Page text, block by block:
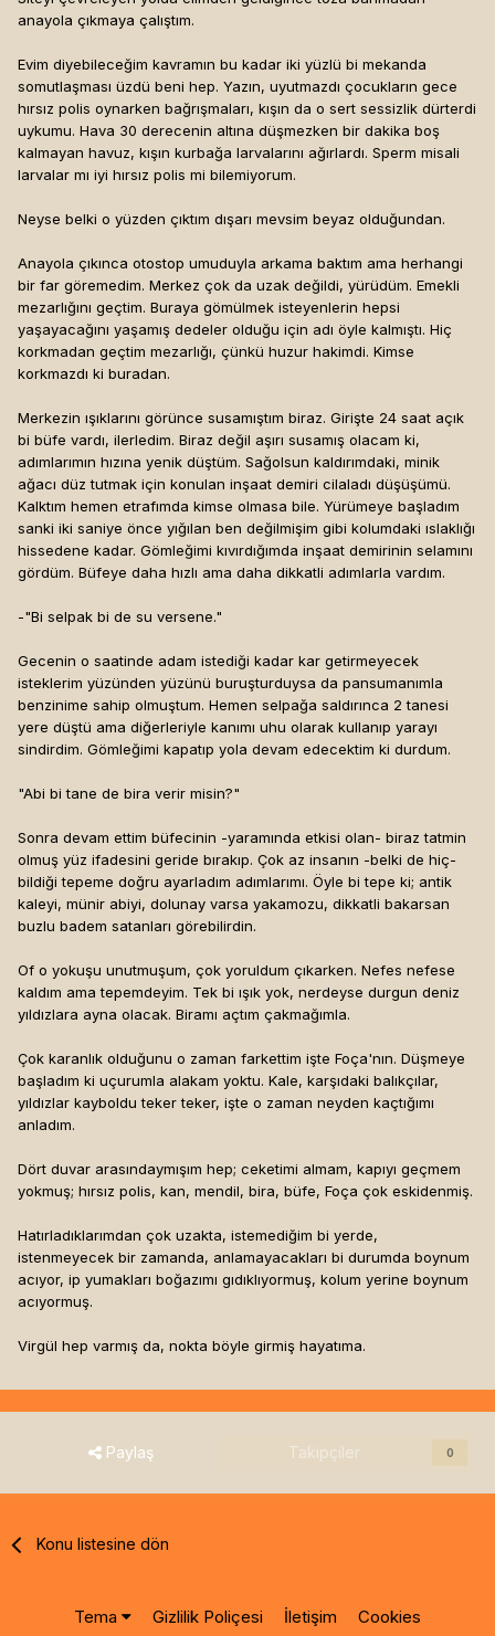
anayola çıkmaya çalıştım.
Evim diyebileceğim kavramın bu kadar iki yüzlü bi mekanda
somutlaşması üzdü beni hep. Yazın, uyutmazdı çocukların gece
hırsız polis oynarken bağrışmaları, kışın da o sert sessizlik dürterdi
uykumu. Hava 30 derecenin altına düşmezken bir dakika boş
kalmayan havuz, kışın kurbağa larvalarını ağırlardı. Sperm misali
larvalar mı iyi hırsız polis mi bilemiyorum.
Neyse belki o yüzden çıktım dışarı mevsim beyaz olduğundan.
Anayola çıkınca otostop umuduyla arkama baktım ama herhangi
bir far göremedim. Merkez çok da uzak değildi, yürüdüm. Emekli
mezarlığını geçtim. Buraya gömülmek isteyenlerin hepsi
yaşayacağını yaşamış dedeler olduğu için adı öyle kalmıştı. Hiç
korkmadan geçtim mezarlığı, çünkü huzur hakimdi. Kimse
korkmazdı ki buradan.
Merkezin ışıklarını görünce susamıştım biraz. Girişte 24 saat açık
bi büfe vardı, ilerledim. Biraz değil aşırı susamış olacam ki,
adımlarımın hızına yenik düştüm. Sağolsun kaldırımdaki, minik
ağacı düz tutmak için konulan inşaat demiri cilaladı düşüşümü.
Kalktım hemen etrafımda kimse olmasa bile. Yürümeye başladım
sanki iki saniye önce yığılan ben değilmişim gibi kolumdaki ıslaklığı
hissedene kadar. Gömleğimi kıvırdığımda inşaat demirinin selamını
gördüm. Büfeye daha hızlı ama daha dikkatli adımlarla vardım.
-"Bi selpak bi de su versene."
Gecenin o saatinde adam istediği kadar kar getirmeyecek
isteklerim yüzünden yüzünü buruşturduysa da pansumanımla
benzinime sahip olmuştum. Hemen selpağa saldırınca 2 tanesi
yere düştü ama diğerleriyle kanımı uhu olarak kullanıp yarayı
sindirdim. Gömleğimi kapatıp yola devam edecektim ki durdum.
"Abi bi tane de bira verir misin?"
Sonra devam ettim büfecinin -yaramında etkisi olan- biraz tatmin
olmuş yüz ifadesini geride bırakıp. Çok az insanın -belki de hiç-
bildiği tepeme doğru ayarladım adımlarımı. Öyle bi tepe ki; antik
kaleyi, münir abiyi, dolunay varsa yakamozu, dikkatli bakarsan
buzlu badem satanları görebilirdin.
Of o yokuşu unutmuşum, çok yoruldum çıkarken. Nefes nefese
kaldım ama tepemdeyim. Tek bi ışık yok, nerdeyse durgun deniz
yıldızlara ayna olacak. Biramı açtım çakmağımla.
Çok karanlık olduğunu o zaman farkettim işte Foça'nın. Düşmeye
başladım ki uçurumla alakam yoktu. Kale, karşıdaki balıkçılar,
yıldızlar kayboldu teker teker, işte o zaman neyden kaçtığımı
anladım.
Dört duvar arasındaymışım hep; ceketimi almam, kapıyı geçmem
yokmuş; hırsız polis, kan, mendil, bira, büfe, Foça çok eskidenmiş.
Hatırladıklarımdan çok uzakta, istemediğim bi yerde,
istenmeyecek bir zamanda, anlamayacakları bi durumda boynum
acıyor, ip yumakları boğazımı gıdıklıyormuş, kolum yerine boynum
acıyormuş.
Virgül hep varmış da, nokta böyle girmiş hayatıma.
Paylaş Takipçiler 0
Konu listesine dön
Tema Gizlilik Poliçesi İletişim Cookies